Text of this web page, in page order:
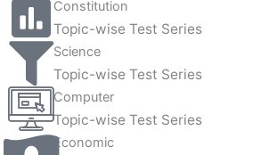
Constitution
Topic-wise Test Series
Science
Topic-wise Test Series
Computer
Topic-wise Test Series
Economic